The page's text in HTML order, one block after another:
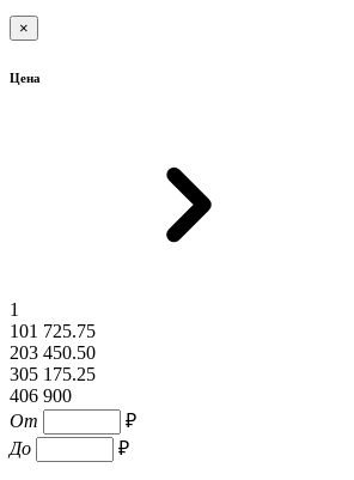
×
Цена
1
101 725.75
203 450.50
305 175.25
406 900
От
₽
До
₽